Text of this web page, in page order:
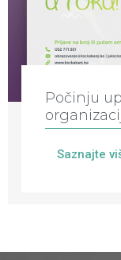
Počinju
Saznajte